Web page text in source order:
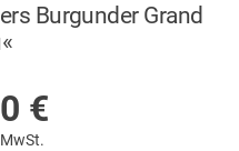
Burgunder Grand
€